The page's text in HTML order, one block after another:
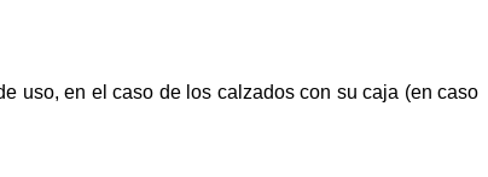
uso, en el caso de los calzados con su caja (en caso